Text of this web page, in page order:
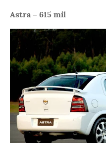
Astra – 615 mil